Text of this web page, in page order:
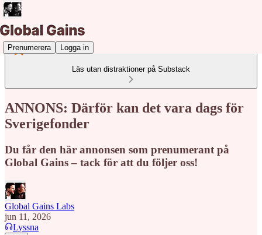
Prenumerera Logga in
Läs utan distraktioner på Substack
ANNONS: Därför kan det vara dags för
Sverigefonder
Du får den här annonsen som prenumerant på
Global Gains – tack för att du följer oss!
Global Gains Labs
jun 11, 2026
Lyssna